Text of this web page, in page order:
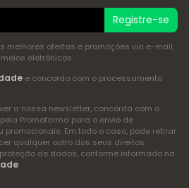
Registre-se
melhores ofertas e promoções via e-mail,
eletrónicos
e concordo com o processamento
a nossa newsletter, concorda com o
Promofarma para o envio de
Em todo o caso, pode retirar
qualquer outro dos seus direitos
de dados, conforme informado na
.